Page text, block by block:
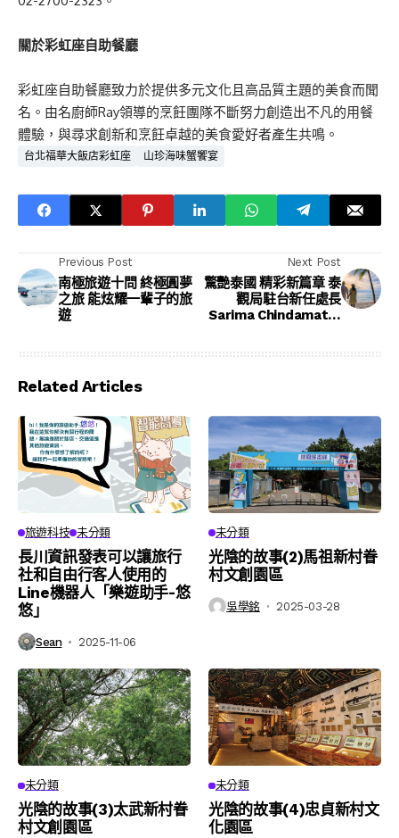
關於彩虹座自助餐廳
彩虹座自助餐廳致力於提供多元文化且高品質主題的美食而聞
名。由名廚師Ray領導的烹飪團隊不斷努力創造出不凡的用餐
體驗，與尋求創新和烹飪卓越的美食愛好者產生共鳴。
台北福華大飯店彩虹座 山珍海味蟹饗宴
Previous Post
南極旅遊十問 終極圓夢
之旅 能炫耀一輩子的旅
遊
Next Post
驚艷泰國 精彩新篇章 泰
觀局駐台新任處長
Sarima Chindamat履
Related Articles
旅遊科技 未分類
長川資訊發表可以讓旅行
社和自由行客人使用的
Line機器人「樂遊助手-悠
悠」
Sean 2025-11-06
未分類
光陰的故事(2)馬祖新村眷
村文創園區
吳學銘 2025-03-28
未分類
光陰的故事(3)太武新村眷
村文創園區
未分類
光陰的故事(4)忠貞新村文
化園區